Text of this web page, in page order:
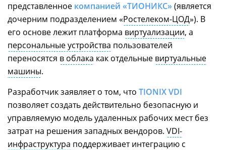
представленное компанией «ТИОНИКС»(является
дочерним подразделением «Ростелеком-ЦОД»). В
его основе лежит платформа виртуализации, а
персональные устройства пользователей
переносятся в облака как отдельные виртуальные
машины.
Разработчик заявляет о том, что TIONIX VDI
позволяет создать действительно безопасную и
управляемую модель удаленных рабочих мест без
затрат на решения западных вендоров. VDI-
инфраструктура поддерживает интеграцию с